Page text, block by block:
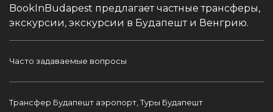
BookInBudapest предлагает частные трансферы,
экскурсии, экскурсии в Будапешт и Венгрию.
Часто задаваемые вопросы
Трансфер Будапешт аэропорт, Туры Будапешт